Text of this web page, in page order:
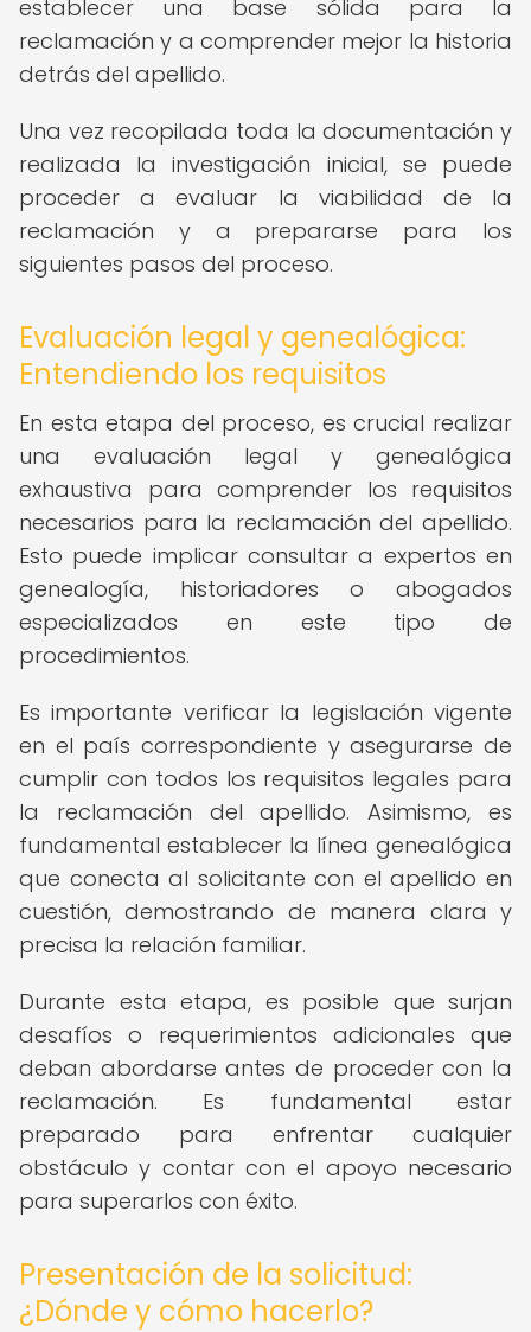
establecer una base sólida para la
reclamación y a comprender mejor la historia
detrás del apellido.
Una vez recopilada toda la documentación y
realizada la investigación inicial, se puede
proceder a evaluar la viabilidad de la
reclamación y a prepararse para los
siguientes pasos del proceso.
Evaluación legal y genealógica:
Entendiendo los requisitos
En esta etapa del proceso, es crucial realizar
una evaluación legal y genealógica
exhaustiva para comprender los requisitos
necesarios para la reclamación del apellido.
Esto puede implicar consultar a expertos en
genealogía, historiadores o abogados
especializados en este tipo de
procedimientos.
Es importante verificar la legislación vigente
en el país correspondiente y asegurarse de
cumplir con todos los requisitos legales para
la reclamación del apellido. Asimismo, es
fundamental establecer la línea genealógica
que conecta al solicitante con el apellido en
cuestión, demostrando de manera clara y
precisa la relación familiar.
Durante esta etapa, es posible que surjan
desafíos o requerimientos adicionales que
deban abordarse antes de proceder con la
reclamación. Es fundamental estar
preparado para enfrentar cualquier
obstáculo y contar con el apoyo necesario
para superarlos con éxito.
Presentación de la solicitud:
¿Dónde y cómo hacerlo?